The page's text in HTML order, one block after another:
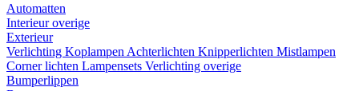
Automatten
Interieur overige
Exterieur
Verlichting Koplampen Achterlichten Knipperlichten Mistlampen
Corner lichten Lampensets Verlichting overige
Bumperlippen